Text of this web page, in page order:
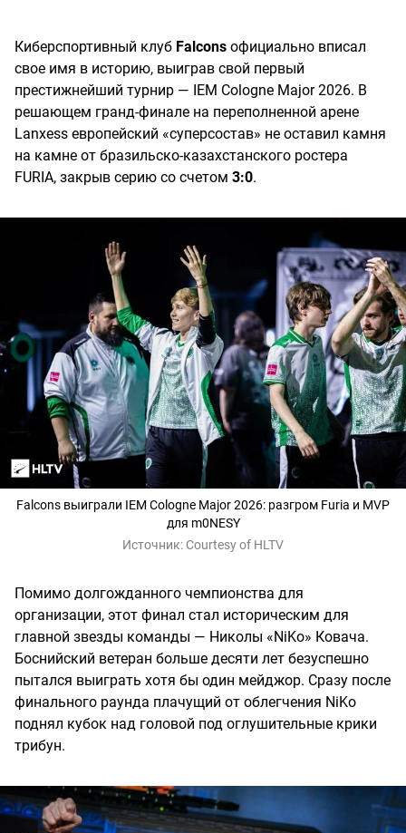
Киберспортивный клуб Falcons официально вписал
свое имя в историю, выиграв свой первый
престижнейший турнир — IEM Cologne Major 2026. В
решающем гранд-финале на переполненной арене
Lanxess европейский «суперсостав» не оставил камня
на камне от бразильско-казахстанского ростера
FURIA, закрыв серию со счетом 3:0.
Falcons выиграли IEM Cologne Major 2026: разгром Furia и MVP
для m0NESY
Источник: Courtesy of HLTV
Помимо долгожданного чемпионства для
организации, этот финал стал историческим для
главной звезды команды — Николы «NiKo» Ковача.
Боснийский ветеран больше десяти лет безуспешно
пытался выиграть хотя бы один мейджор. Сразу после
финального раунда плачущий от облегчения NiKo
поднял кубок над головой под оглушительные крики
трибун.